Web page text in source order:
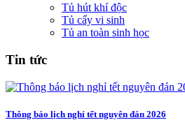
Tủ hút khí độc
Tủ cấy vi sinh
Tủ an toàn sinh học
Tin tức
Thông báo lịch nghỉ tết nguyên đán 2026